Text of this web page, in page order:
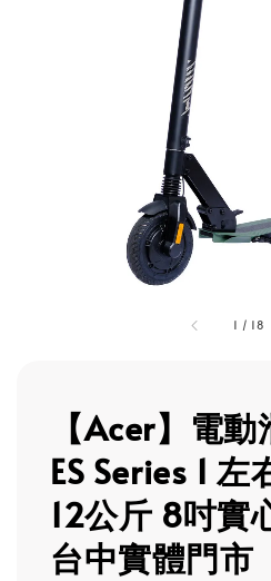
1 / 18
【Acer】電
ES Series 1
12公斤 8吋實
台中實體門市